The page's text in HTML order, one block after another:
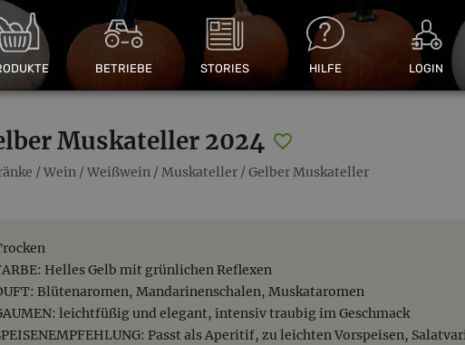
BETRIEBE STORIES HILFE LOGIN
Muskateller 2024
/Wein /Weißwein /Muskateller /Gelber Muskateller
Helles Gelb mit grünlichen Reflexen
Blütenaromen, Mandarinenschalen, Muskataromen
leichtfüßig und elegant, intensiv traubig im Geschmack
Passt als Aperitif, zu leichten Vorspeisen,